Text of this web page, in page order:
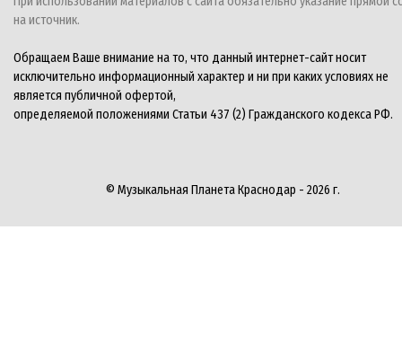
на источник.
Обращаем Ваше внимание на то, что данный интернет-сайт носит
исключительно информационный характер и ни при каких условиях не
является публичной офертой,
определяемой положениями Статьи 437 (2) Гражданского кодекса РФ.
© Музыкальная Планета Краснодар - 2026 г.